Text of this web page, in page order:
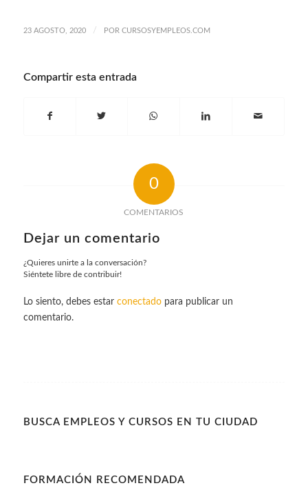
23 AGOSTO, 2020 / POR CURSOSYEMPLEOS.COM
Compartir esta entrada
0
COMENTARIOS
Dejar un comentario
¿Quieres unirte a la conversación?
Siéntete libre de contribuir!
Lo siento, debes estar conectadopara publicar un
comentario.
BUSCA EMPLEOS Y CURSOS EN TU CIUDAD
FORMACIÓN RECOMENDADA